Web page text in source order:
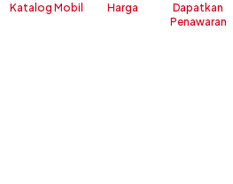
Katalog Mobil Harga
Dapatkan
Penawaran